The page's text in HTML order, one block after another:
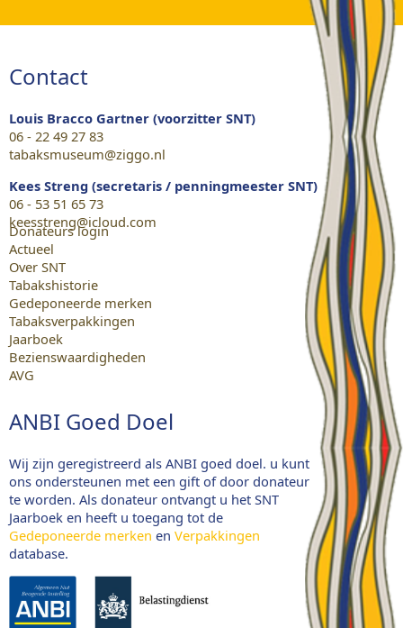
Contact
Louis Bracco Gartner (voorzitter SNT)
06 - 22 49 27 83
tabaksmuseum@ziggo.nl
Kees Streng (secretaris / penningmeester SNT)
06 - 53 51 65 73
keesstreng@icloud.com
Donateurs login
Actueel
Over SNT
Tabakshistorie
Gedeponeerde merken
Tabaksverpakkingen
Jaarboek
Bezienswaardigheden
AVG
ANBI Goed Doel
Wij zijn geregistreerd als ANBI goed doel. u kunt
ons ondersteunen met een gift of door donateur
te worden. Als donateur ontvangt u het SNT
Jaarboek en heeft u toegang tot de
Gedeponeerde merken en Verpakkingen
database.